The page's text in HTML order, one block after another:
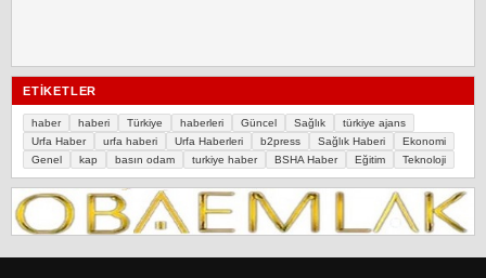
ETIKETLER
haber haberi Türkiye haberleri Güncel Sağlık
türkiye ajans
Urfa Haber
urfa haberi Urfa Haberleri b2press Sağlık Haberi
Ekonomi
Genel
kap basın odam turkiye haber BSHA Haber Eğitim Teknoloji